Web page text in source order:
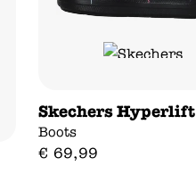
Skechers Hyperlift
Boots
€ 69,99